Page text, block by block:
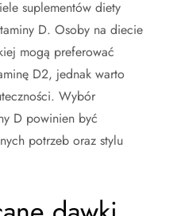
suplementów diety
D. Osoby na diecie
mogą preferować
D2, jednak warto
Wybór
D powinien być
potrzeb oraz stylu